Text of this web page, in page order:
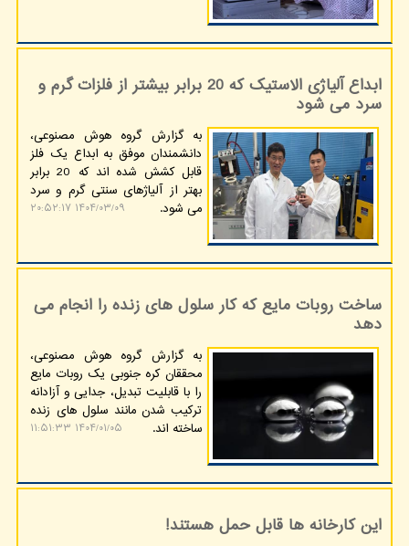
ابداع آلیاژی الاستیک که 20 برابر بیشتر از فلزات گرم و
سرد می شود
به گزارش گروه هوش مصنوعی،
دانشمندان موفق به ابداع یک فلز
قابل کشش شده اند که 20 برابر
بهتر از آلیاژهای سنتی گرم و سرد
می شود.
۱۴۰۴/۰۳/۰۹ ۲۰:۵۲:۱۷
ساخت روبات مایع که کار سلول های زنده را انجام می
دهد
به گزارش گروه هوش مصنوعی،
محققان کره جنوبی یک روبات مایع
را با قابلیت تبدیل، جدایی و آزادانه
ترکیب شدن مانند سلول های زنده
ساخته اند.
۱۴۰۴/۰۱/۰۵ ۱۱:۵۱:۳۳
این کارخانه ها قابل حمل هستند!